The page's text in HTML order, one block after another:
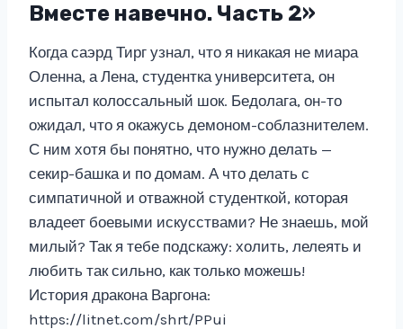
Вместе навечно. Часть 2»
Когда саэрд Тирг узнал, что я никакая не миара
Оленна, а Лена, студентка университета, он
испытал колоссальный шок. Бедолага, он-то
ожидал, что я окажусь демоном-соблазнителем.
С ним хотя бы понятно, что нужно делать —
секир-башка и по домам. А что делать с
симпатичной и отважной студенткой, которая
владеет боевыми искусствами? Не знаешь, мой
милый? Так я тебе подскажу: холить, лелеять и
любить так сильно, как только можешь!
История дракона Варгона:
https://litnet.com/shrt/PPui